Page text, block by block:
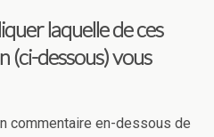
laquelle de ces
(ci-dessous) vous
commentaire en-dessous de